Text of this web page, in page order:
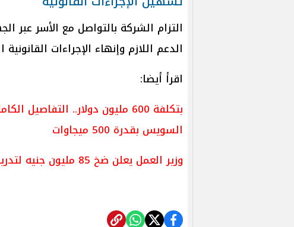
التزام الشركة بالتواصل مع الأسر عبر
الدعم اللازم وإنهاء الإجراءات
اقرأ أيضا:
بتكلفة 600 مليون دولار..
السويس بقدرة 500 ميجاوات
وزير العمل يعلن ضخ 85 مليون جنيه لتدريب وتأهيل الشباب.. إليك التفاصيل